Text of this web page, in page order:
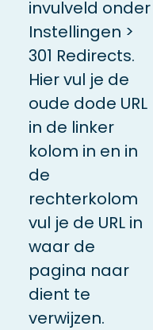
invulveld onder
Instellingen >
301 Redirects.
Hier vul je de
oude dode URL
in de linker
kolom in en in
de
rechterkolom
vul je de URL in
waar de
pagina naar
dient te
verwijzen.